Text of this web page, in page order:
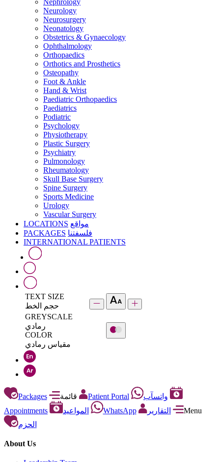
Nephrology
Neurology
Neurosurgery
Neonatology
Obstetrics & Gynaecology
Ophthalmology
Orthopaedics
Orthotics and Prosthetics
Osteopathy
Foot & Ankle
Hand & Wrist
Paediatric Orthopaedics
Paediatrics
Podiatric
Psychology
Physiotherapy
Plastic Surgery
Psychiatry
Pulmonology
Rheumatology
Skull Base Surgery
Spine Surgery
Sports Medicine
Urology
Vascular Surgery
LOCATIONS مواقع
PACKAGES فلسفتنا
INTERNATIONAL PATIENTS
TEXT SIZE
حجم الخط
GREYSCALE
رمادي
COLOR
مقياس رمادي
Packages Patient Portal
واتسآب
Appointments
المواعيد WhatsApp التقارير
Menu
الحزم
About Us